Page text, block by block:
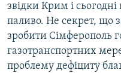
звідки Крим і
паливо. Не секрет, що
зробити Сімферополь
газотранспортних
проблему дефіциту